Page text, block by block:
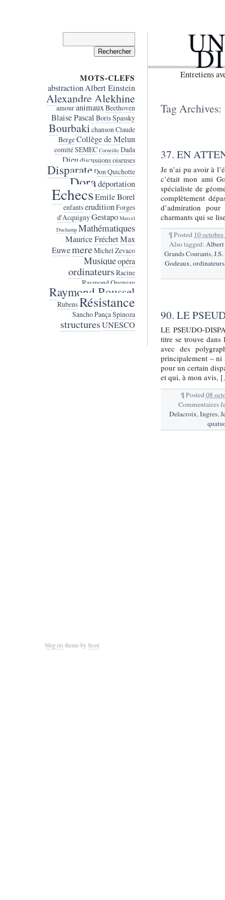
Entretiens
Tag Archives:
37. EN
Je n’ai pu avoir à
c’était mon ami
spécialiste de
complètement
d’admiration
charmants qui se
¶Posted 10
Also tagged: Albert
Grands Courants,
Godeaux,ordinateurs
90. LE
LE PSEUDO-
titre se trouve dans
avec des
principalement – ni
pour un certain
et qui, à mon avis,
¶Posted08
Commentaires
Delacroix,Ingres,
MOTS-CLEFS
abstractionAlbert Einstein
Alexandre Alekhine
amouranimauxBeethoven
Blaise Pascal Boris Spassky
BourbakichansonClaude
BergeCollège de Melun
comité SEMEC Corneille Dada
Dieu discussions oiseuses
DisparateDon Quichotte
Doradéportation
EchecsEmile Borel
enfantseruditionForges
d'AcquignyGestapo Marcel
Duchamp Mathématiques
Maurice FréchetMax
EuwemereMichel Zevaco
Musiqueopéra
ordinateurs Racine
Raymond Queneau
Raymond Roussel
RubensRésistance
Sancho PançaSpinoza
structuresUNESCO
blog.txttheme by Scott